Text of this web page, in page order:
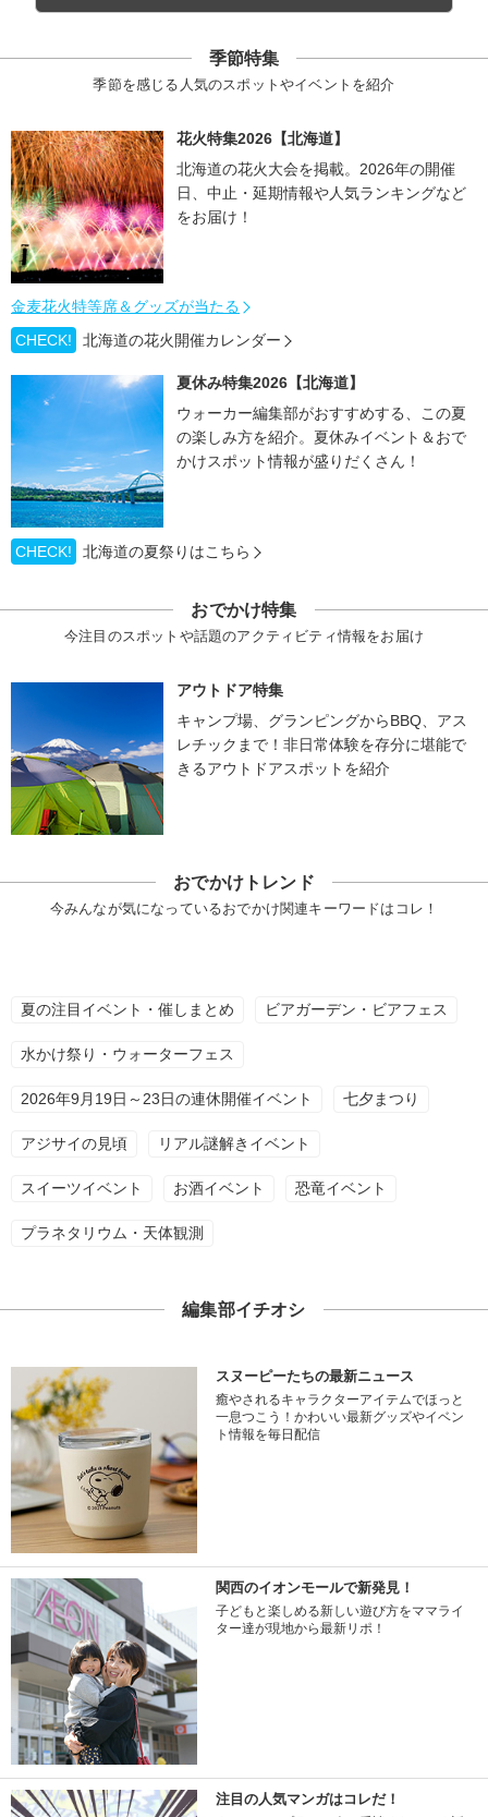
季節特集
季節を感じる人気のスポットやイベントを紹介
花火特集2026【北海道】
北海道の花火大会を掲載。2026年の開催
日、中止・延期情報や人気ランキングなど
をお届け！
金麦花火特等席＆グッズが当たる
CHECK!
北海道の花火開催カレンダー
夏休み特集2026【北海道】
ウォーカー編集部がおすすめする、この夏
の楽しみ方を紹介。夏休みイベント＆おで
かけスポット情報が盛りだくさん！
CHECK! 北海道の夏祭りはこちら
おでかけ特集
今注目のスポットや話題のアクティビティ情報をお届け
アウトドア特集
キャンプ場、グランピングからBBQ、アス
レチックまで！非日常体験を存分に堪能で
きるアウトドアスポットを紹介
おでかけトレンド
今みんなが気になっているおでかけ関連キーワードはコレ！
夏の注目イベント・催しまとめ ビアガーデン・ビアフェス
水かけ祭り・ウォーターフェス
2026年9月19日～23日の連休開催イベント 七夕まつり
アジサイの見頃 リアル謎解きイベント
スイーツイベント お酒イベント 恐竜イベント
プラネタリウム・天体観測
編集部イチオシ
スヌーピーたちの最新ニュース
癒やされるキャラクターアイテムでほっと
一息つこう！かわいい最新グッズやイベン
ト情報を毎日配信
関西のイオンモールで新発見！
子どもと楽しめる新しい遊び方をママライ
ター達が現地から最新リポ！
注目の人気マンガはコレだ！